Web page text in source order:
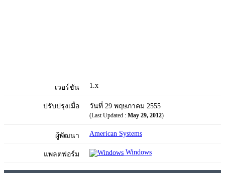
เวอร์ชัน 1.x
ปรับปรุงเมื่อ วันที่ 29 พฤษภาคม 2555
(Last Updated : May 29, 2012)
ผู้พัฒนา American Systems
แพลตฟอร์ม Windows